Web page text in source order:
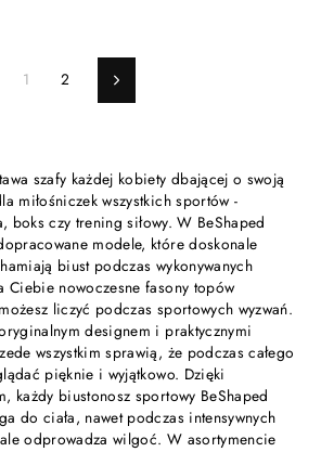
1 2 Następne
szafy każdej kobiety dbającej o swoją
miłośniczek wszystkich sportów -
boks czy trening siłowy. W BeShaped
modele, które doskonale
biust podczas wykonywanych
Ciebie nowoczesne fasony topów
liczyć podczas sportowych wyzwań.
designem i praktycznymi
wszystkim sprawią, że podczas całego
pięknie i wyjątkowo. Dzięki
każdy biustonosz sportowy BeShaped
do ciała, nawet podczas intensywnych
odprowadza wilgoć. W asortymencie